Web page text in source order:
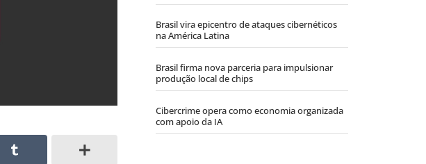
Brasil vira epicentro de ataques cibernéticos
na América Latina
Brasil firma nova parceria para impulsionar
produção local de chips
Cibercrime opera como economia organizada
com apoio da IA